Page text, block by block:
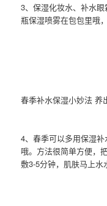
3、保湿化妆水、补水
瓶保湿喷雾在包包里哦
春季补水保湿小妙法 养
4、春季可以多用保湿
哦。方法很简单方便，
敷3-5分钟，肌肤马上水